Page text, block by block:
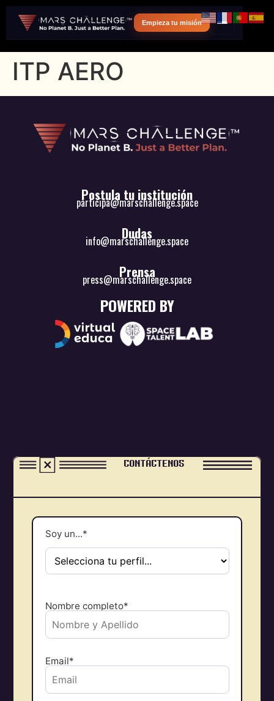
Empieza tu misión
ITP AERO
Postula tu institución
participa@marschallenge.space
Dudas
info@marschallenge.space
Prensa
press@marschallenge.space
POWERED BY
CONTÁCTENOS
Soy un...*
Nombre completo*
Email*